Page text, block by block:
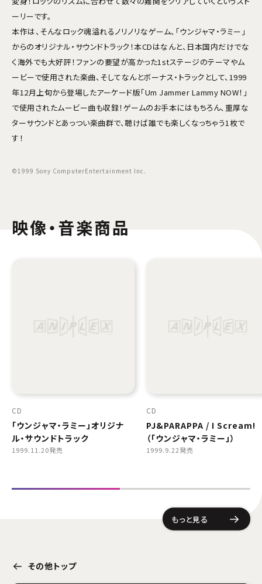
ーリーです。
本作は、そんなロック魂溢れるノリノリなゲーム、「ウンジャマ・ラミー」
からのオリジナル・サウンドトラック！本CDはなんと、日本国内だけでな
く海外でも大好評！ファンの要望が高かった1stステージのテーマやム
ービーで使用された楽曲、そしてなんとボーナス・トラックとして、1999
年12月上旬から登場したアーケード版「Um Jammer Lammy NOW！」
で使用されたムービー曲も収録！ゲームのお手本にはもちろん、重厚な
ターサウンドとあっつい楽曲群で、聴けば誰でも楽しくなっちゃう1枚で
す！
©1999 Sony ComputerEntertainment Inc.
映像・音楽商品
CD
「ウンジャマ・ラミー」オリジナ
ル・サウンドトラック
1999.11.20発売
CD
PJ&PARAPPA / I
（「ウンジャマ・ラミー」）
1999.9.22発売
もっと見る
その他トップ